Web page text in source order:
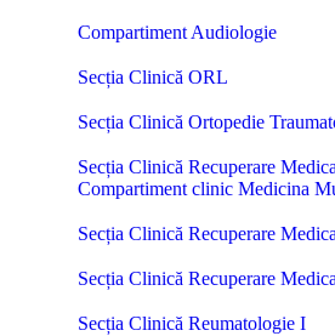
Compartiment Audiologie
Secția Clinică ORL
Secția Clinică Ortopedie
Secția Clinică Recuperare
Compartiment clinic Medicina
Secția Clinică Recuperare
Secția Clinică Recuperare
Secția Clinică Reumatologie I